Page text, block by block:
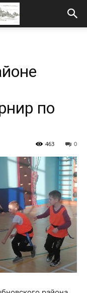
по
0
463